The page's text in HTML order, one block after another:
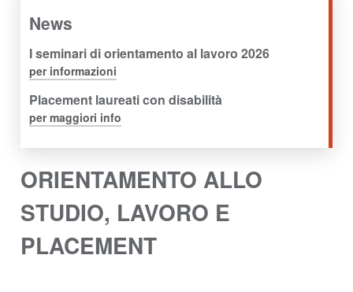
News
I seminari di orientamento al lavoro 2026
per informazioni
Placement laureati con disabilità
per maggiori info
ORIENTAMENTO ALLO
STUDIO, LAVORO E
PLACEMENT